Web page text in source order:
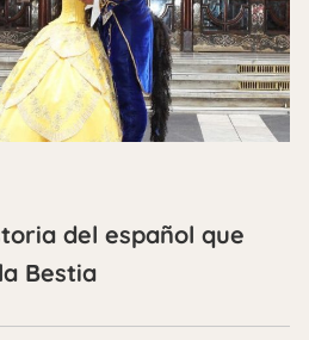
del español que
Bestia